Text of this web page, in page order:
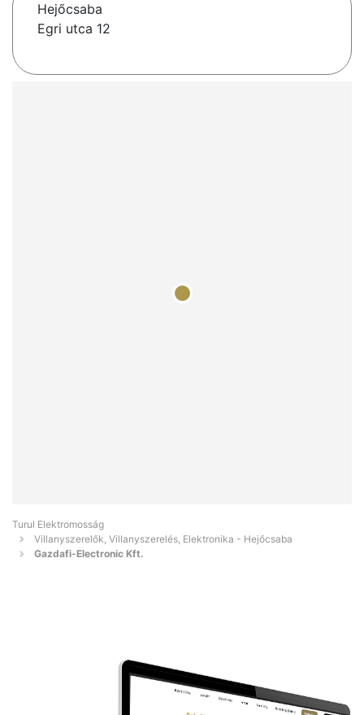
Hejőcsaba
Egri utca 12
Turul Elektromosság
Villanyszerelők, Villanyszerelés, Elektronika - Hejőcsaba
Gazdafi-Electronic Kft.